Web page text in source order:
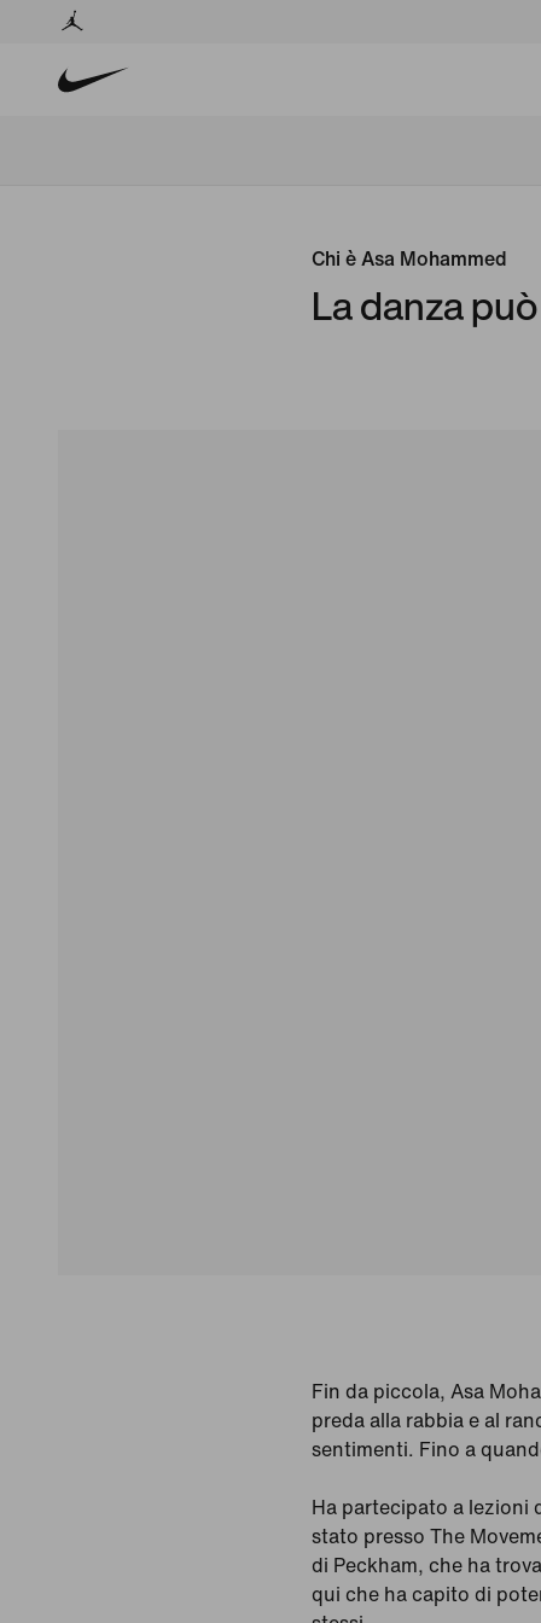
Chi è Asa Mohammed
La danza
Fin da piccola, Asa
preda alla rabbia e al
sentimenti. Fino a
Ha partecipato a lezioni
stato presso The
di Peckham, che ha
qui che ha capito di